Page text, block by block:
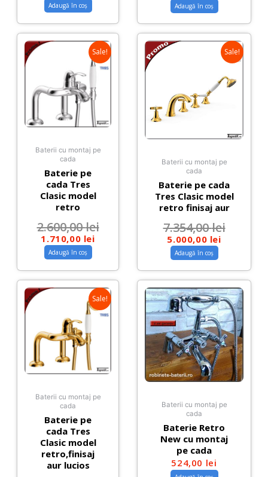
Adaugă în coș Adaugă în coș
Sale!
Baterii cu montaj pe
cada
Baterie pe
cada Tres
Clasic model
retro
2.600,00lei
1.710,00 lei
Adaugă în coș
Sale!
Baterii cu montaj pe
cada
Baterie pe cada
Tres Clasic model
retro finisaj aur
7.354,00lei
5.000,00 lei
Adaugă în coș
Sale!
Baterii cu montaj pe
cada
Baterie pe
cada Tres
Clasic model
retro,finisaj
aur lucios
Baterii cu montaj pe
cada
Baterie Retro
New cu montaj
pe cada
524,00 lei